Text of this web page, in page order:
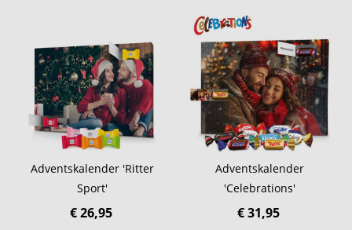
Adventskalender 'Ritter
Sport'
€ 26,95
Adventskalender
'Celebrations'
€ 31,95